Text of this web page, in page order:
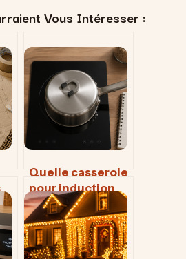
Vous Intéresser :
Quelle casserole
pour induction
choisir ? 4
critères
techniques pour
une cuisson